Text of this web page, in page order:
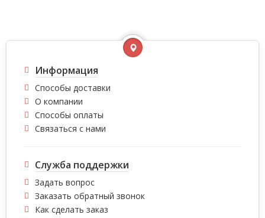
Информация
Способы доставки
О компании
Способы оплаты
Связаться с нами
Служба поддержки
Задать вопрос
Заказать обратный звонок
Как сделать заказ